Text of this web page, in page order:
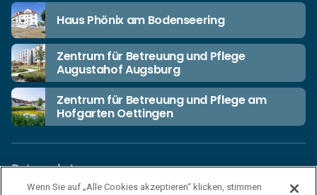
Haus Phönix am Bodenseering
Zentrum für Betreuung und Pflege
Augustahof Augsburg
Zentrum für Betreuung und Pflege am
Hofgarten Oettingen
Datenschutz
Unsere Netiquette
Wenn Sie auf „Alle Cookies akzeptieren“ klicken, stimmen